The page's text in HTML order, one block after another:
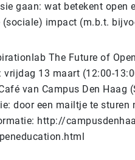
gaan: wat betekent open
(sociale) impact (m.b.t.
The Future of
vrijdag 13 maart (12:00-
van Campus Den Haag
door een mailtje te sturen
http://